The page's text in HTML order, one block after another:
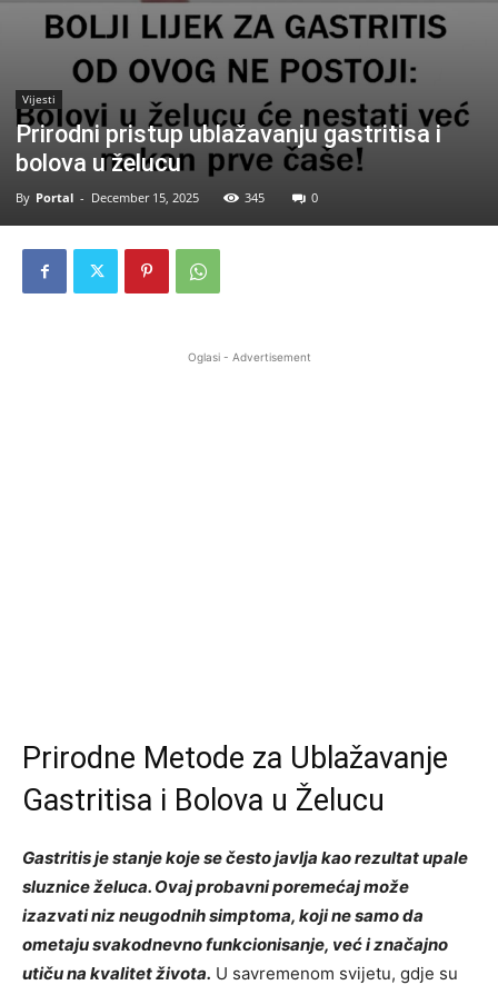
Vijesti
Prirodni pristup ublažavanju gastritisa i
bolova u želucu
By Portal - December 15, 2025 345 0
Oglasi - Advertisement
Prirodne Metode za Ublažavanje
Gastritisa i Bolova u Želucu
Gastritis je stanje koje se često javlja kao rezultat upale
sluznice želuca. Ovaj probavni poremećaj može
izazvati niz neugodnih simptoma, koji ne samo da
ometaju svakodnevno funkcionisanje, već i značajno
utiču na kvalitet života. U savremenom svijetu, gdje su